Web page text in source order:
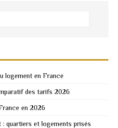
logement en France
des tarifs 2026
en 2026
: quartiers et logements prisés